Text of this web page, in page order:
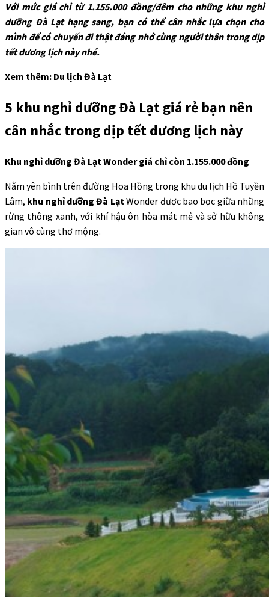
Với mức giá chỉ từ 1.155.000 đồng/đêm cho những khu nghỉ
dưỡng Đà Lạt hạng sang, bạn có thể cân nhắc lựa chọn cho
mình để có chuyến đi thật đáng nhớ cùng người thân trong dịp
tết dương lịch này nhé.
Xem thêm: Du lịch Đà Lạt
5 khu nghỉ dưỡng Đà Lạt giá rẻ bạn nên
cân nhắc trong dịp tết dương lịch này
Khu nghỉ dưỡng Đà Lạt Wonder giá chỉ còn 1.155.000 đồng
Nằm yên bình trên đường Hoa Hồng trong khu du lịch Hồ Tuyền
Lâm, khu nghỉ dưỡng Đà Lạt Wonder được bao bọc giữa những
rừng thông xanh, với khí hậu ôn hòa mát mẻ và sở hữu không
gian vô cùng thơ mộng.